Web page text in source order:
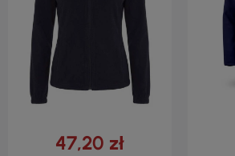
47,20 zł